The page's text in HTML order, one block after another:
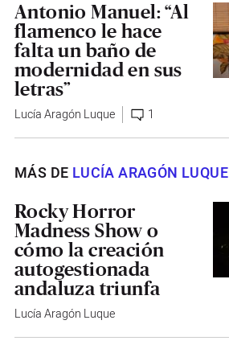
Antonio Manuel: “Al
flamenco le hace
falta un baño de
modernidad en sus
letras”
Lucía Aragón Luque 1
MÁS DE LUCÍA ARAGÓN LUQUE
Rocky Horror
Madness Show o
cómo la creación
autogestionada
andaluza triunfa
Lucía Aragón Luque